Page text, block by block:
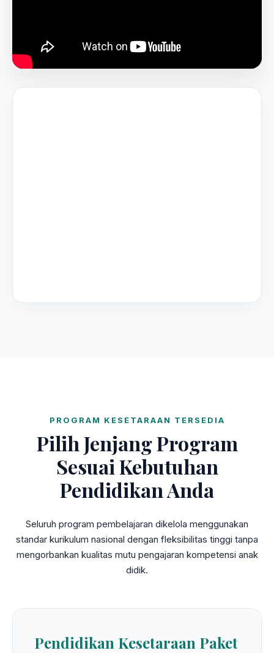
PROGRAM KESETARAAN TERSEDIA
Pilih Jenjang Program
Sesuai Kebutuhan
Pendidikan Anda
Seluruh program pembelajaran dikelola menggunakan
standar kurikulum nasional dengan fleksibilitas tinggi tanpa
mengorbankan kualitas mutu pengajaran kompetensi anak
didik.
Pendidikan Kesetaraan Paket